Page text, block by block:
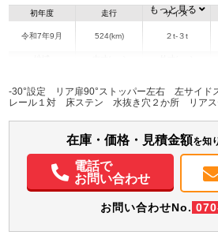
初年度
令和7年9月
走行
524(km)
サイズ
２t-３t
愛知県
W:1,670
H:1,760
W:1,880
H:2,860
装備情報
パワステ パワーウィンドウ ABS エア
電動格納ミラー
ETC バックモニター
取扱説明書
メンテナンスノート（保証書）
もっと見る
-30°設定 リア扉90°ストッパー左右 左サイド
レール１対 床ステン 水抜き穴２か所 リアス
在庫・価格・見積金額を知
電話で
お問い合わせ
お問い合わせNo.